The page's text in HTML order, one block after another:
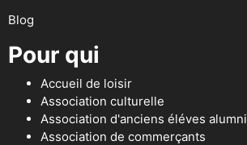
Blog
Pour qui
Accueil de loisir
Association culturelle
Association d'anciens éléves alumni
Association de commerçants